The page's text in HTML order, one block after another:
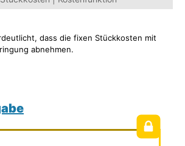
dass die fixen Stückkosten mit
abnehmen.